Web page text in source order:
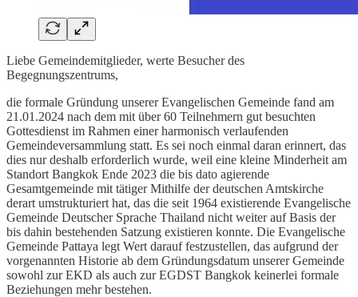
Liebe Gemeindemitglieder, werte Besucher des
Begegnungszentrums,
die formale Gründung unserer Evangelischen Gemeinde fand am
21.01.2024 nach dem mit über 60 Teilnehmern gut besuchten
Gottesdienst im Rahmen einer harmonisch verlaufenden
Gemeindeversammlung statt. Es sei noch einmal daran erinnert, das
dies nur deshalb erforderlich wurde, weil eine kleine Minderheit am
Standort Bangkok Ende 2023 die bis dato agierende
Gesamtgemeinde mit tätiger Mithilfe der deutschen Amtskirche
derart umstrukturiert hat, das die seit 1964 existierende Evangelische
Gemeinde Deutscher Sprache Thailand nicht weiter auf Basis der
bis dahin bestehenden Satzung existieren konnte. Die Evangelische
Gemeinde Pattaya legt Wert darauf festzustellen, das aufgrund der
vorgenannten Historie ab dem Gründungsdatum unserer Gemeinde
sowohl zur EKD als auch zur EGDST Bangkok keinerlei formale
Beziehungen mehr bestehen.